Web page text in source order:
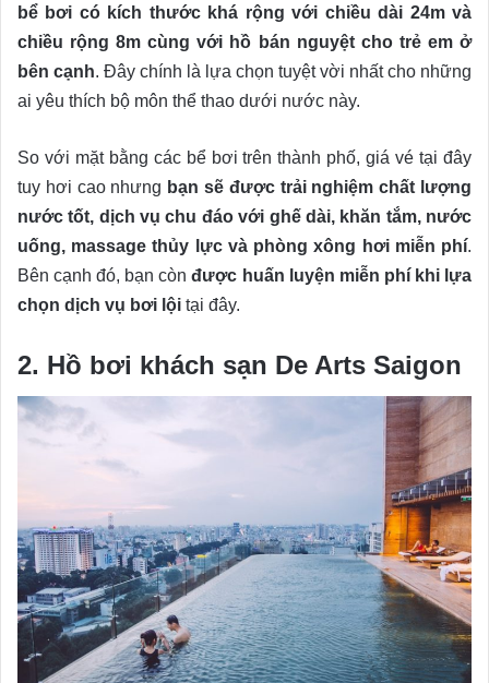
bể bơi có kích thước khá rộng với chiều dài 24m và
chiều rộng 8m cùng với hồ bán nguyệt cho trẻ em ở
bên cạnh. Đây chính là lựa chọn tuyệt vời nhất cho những
ai yêu thích bộ môn thể thao dưới nước này.
So với mặt bằng các bể bơi trên thành phố, giá vé tại đây
tuy hơi cao nhưng bạn sẽ được trải nghiệm chất lượng
nước tốt, dịch vụ chu đáo với ghế dài, khăn tắm, nước
uống, massage thủy lực và phòng xông hơi miễn phí.
Bên cạnh đó, bạn cònđược huấn luyện miễn phí khi lựa
chọn dịch vụ bơi lội tại đây.
2. Hồ bơi khách sạn De Arts Saigon